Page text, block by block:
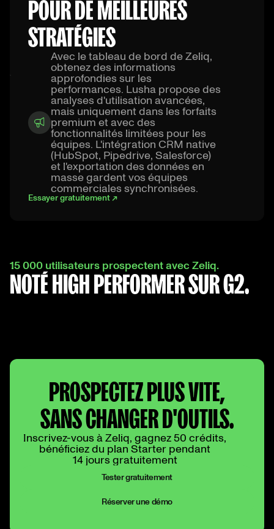
POUR DE MEILLEURES
STRATÉGIES
Avec le tableau de bord de Zeliq,
obtenez des informations
approfondies sur les
performances. Lusha propose des
analyses d'utilisation avancées,
mais uniquement dans les forfaits
premium et avec des
fonctionnalités limitées pour les
équipes. L'intégration CRM native
(HubSpot, Pipedrive, Salesforce)
et l'exportation des données en
masse gardent vos équipes
commerciales synchronisées.
Essayer gratuitement ↗
15 000 utilisateurs prospectent avec Zeliq.
NOTÉ HIGH PERFORMER SUR G2.
PROSPECTEZ PLUS VITE,
SANS CHANGER D'OUTILS.
Inscrivez-vous à Zeliq, gagnez 50 crédits,
bénéficiez du plan Starter pendant
14 jours gratuitement
Tester gratuitement
Réserver une démo